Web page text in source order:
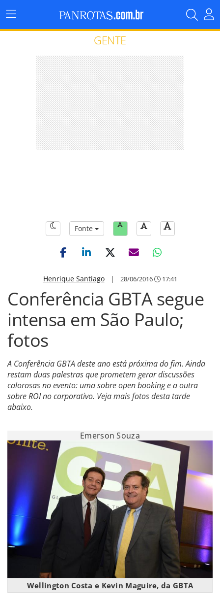
Menu
Principal
GENTE
Fonte
Henrique Santiago| 28/06/2016 17:41
Conferência GBTA segue
intensa em São Paulo;
fotos
A Conferência GBTA deste ano está próxima do fim. Ainda
restam duas palestras que prometem gerar discussões
calorosas no evento: uma sobre open booking e a outra
sobre ROI no corporativo. Veja mais fotos desta tarde
abaixo.
Emerson Souza
Wellington Costa e Kevin Maguire, da GBTA